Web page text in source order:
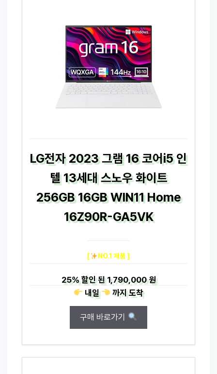
LG전자 2023 그램 16 코어i5 인
텔 13세대 스노우 화이트
256GB 16GB WIN11 Home
16Z90R-GA5VK
[ NO.1 제품 ]
25%할인 된1,790,000 원
내일
까지도착
구매 바로가기